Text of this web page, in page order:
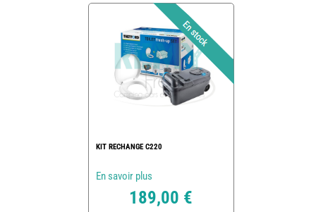
KIT RECHANGE C220
En savoir plus
189,00 €